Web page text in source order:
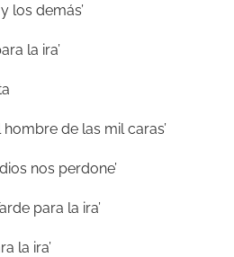
los demás’
la ira’
hombre de las mil caras’
nos perdone’
para la ira’
la ira’